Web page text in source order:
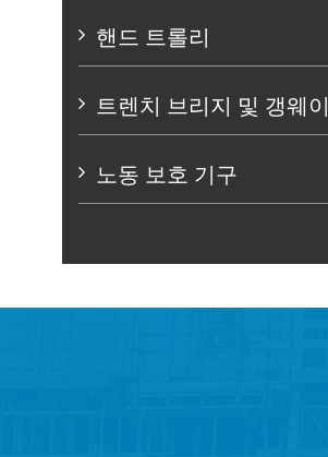
핸드 트롤리
트렌치 브리지 및 갱웨이
노동 보호 기구